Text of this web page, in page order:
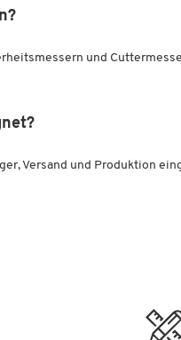
und
Versand und Produktion